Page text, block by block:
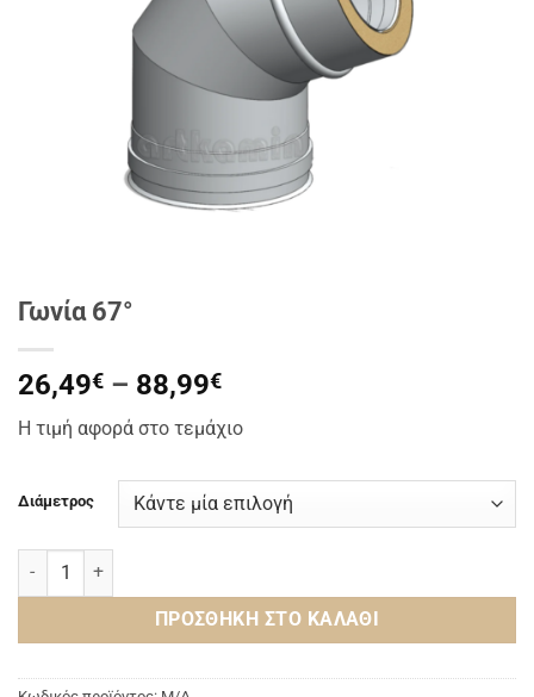
Γωνία 67°
26,49€ – 88,99€Price
26,49€
88,99€
Η τιμή αφορά στο τεμάχιο
Διάμετρος
Γωνία 67° ποσότητα
ΠΡΟΣΘΉΚΗ ΣΤΟ ΚΑΛΆΘΙ